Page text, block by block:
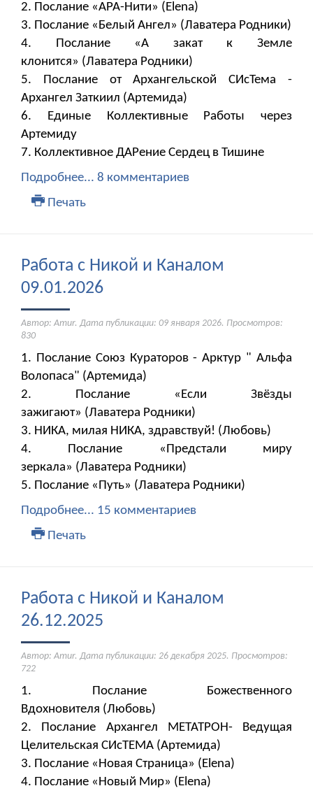
2. Послание «АРА-Нити» (Elena)
3. Послание «Белый Ангел» (Лаватера Родники)
4. Послание «А закат к Земле
клонится» (Лаватера Родники)
5. Послание от Архангельской СИсТема -
Архангел Заткиил (Артемида)
6. Единые Коллективные Работы через
Артемиду
7. Коллективное ДАРение Сердец в Тишине
Подробнее... 8 комментариев
Печать
Работа с Никой и Каналом
09.01.2026
Автор: Amur. Дата публикации: 09 января 2026. Просмотров:
830
1. Послание Союз Кураторов - Арктур " Альфа
Волопаса" (Артемида)
2. Послание «Если Звёзды
зажигают» (Лаватера Родники)
3. НИКА, милая НИКА, здравствуй! (Любовь)
4. Послание «Предстали миру
зеркала» (Лаватера Родники)
5. Послание «Путь» (Лаватера Родники)
Подробнее... 15 комментариев
Печать
Работа с Никой и Каналом
26.12.2025
Автор: Amur. Дата публикации: 26 декабря 2025. Просмотров:
722
1. Послание Божественного
Вдохновителя (Любовь)
2. Послание Архангел МЕТАТРОН- Ведущая
Целительская СИсТЕМА (Артемида)
3. Послание «Новая Страница» (Elena)
4. Послание «Новый Мир» (Elena)